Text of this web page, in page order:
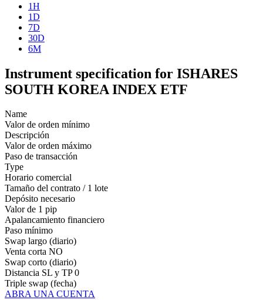
1H
1D
7D
30D
6M
Instrument specification for ISHARES
SOUTH KOREA INDEX ETF
Name
Valor de orden mínimo
Descripción
Valor de orden máximo
Paso de transacción
Type
Horario comercial
Tamaño del contrato / 1 lote
Depósito necesario
Valor de 1 pip
Apalancamiento financiero
Paso mínimo
Swap largo (diario)
Venta corta NO
Swap corto (diario)
Distancia SL y TP 0
Triple swap (fecha)
ABRA UNA CUENTA